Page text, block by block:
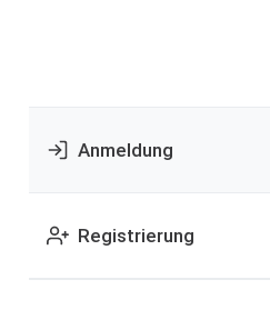
Anmeldung
Registrierung